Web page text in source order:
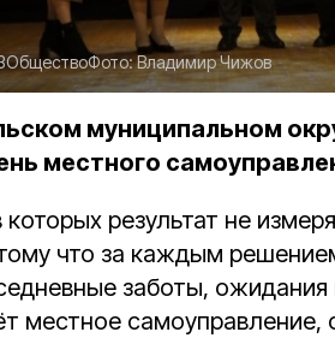
ОбществоФото:Владимир Чижов
муниципальном
местного
результат не
что за каждым
заботы,
местное самоуправление,